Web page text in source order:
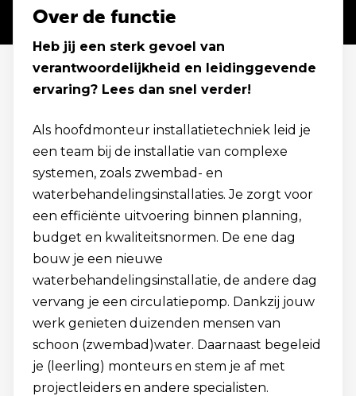
Over de functie
Heb jij een sterk gevoel van
verantwoordelijkheid en leidinggevende
ervaring? Lees dan snel verder!
Als hoofdmonteur installatietechniek leid je
een team bij de installatie van complexe
systemen, zoals zwembad- en
waterbehandelingsinstallaties. Je zorgt voor
een efficiënte uitvoering binnen planning,
budget en kwaliteitsnormen. De ene dag
bouw je een nieuwe
waterbehandelingsinstallatie, de andere dag
vervang je een circulatiepomp. Dankzij jouw
werk genieten duizenden mensen van
schoon (zwembad)water. Daarnaast begeleid
je (leerling) monteurs en stem je af met
projectleiders en andere specialisten.